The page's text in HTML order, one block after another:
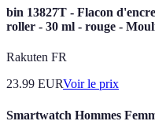
bin 13827T - Flacon
roller - 30 ml - rouge -
Rakuten FR
23.99 EURVoir le prix
Smartwatch Hommes